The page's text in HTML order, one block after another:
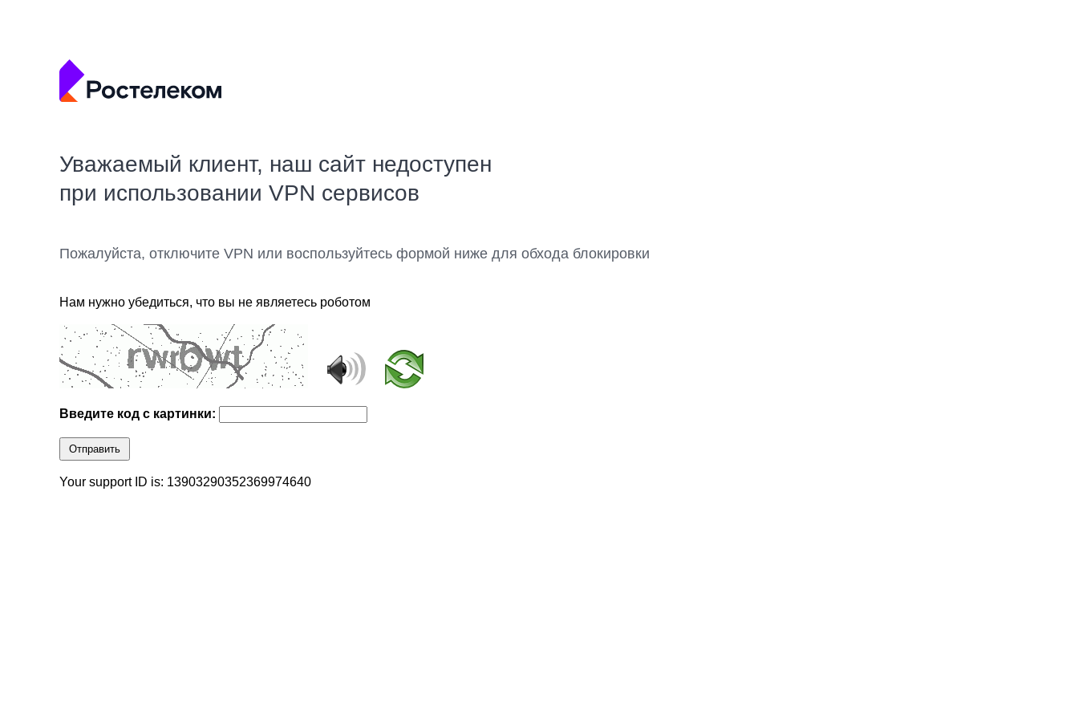
Уважаемый клиент, наш сайт недоступен
при использовании VPN сервисов
Пожалуйста, отключите VPN или воспользуйтесь формой ниже для обхода блокировки
Нам нужно убедиться, что вы не являетесь роботом
Введите код с картинки:
Отправить
Your support ID is: 13903290352369974640